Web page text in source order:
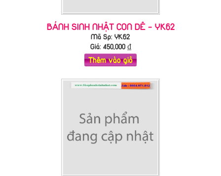
BÁNH SINH NHẬT CON DÊ - YK62
Mã Sp: YK62
Giá: 450,000₫
Thêm vào giỏ